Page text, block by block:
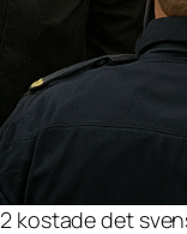
kostade det